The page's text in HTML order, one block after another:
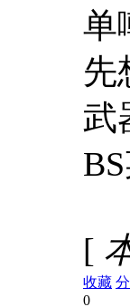
单
先
武
[
收藏
0